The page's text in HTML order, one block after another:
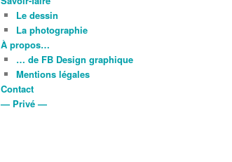
Le dessin
La photographie
À propos…
… de FB Design graphique
Mentions légales
Contact
— Privé —